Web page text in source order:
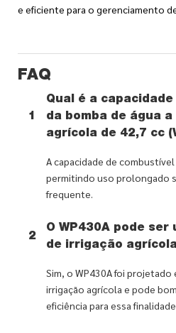
e eficiente para o gerenciamento
FAQ
1
Qual é a
da bomba de água
agrícola de 42,7 cc
A capacidade de
permitindo uso prolongado
frequente.
2
O WP430A pode
de irrigação
Sim, o WP430A foi
irrigação agrícola e pode
eficiência para essa